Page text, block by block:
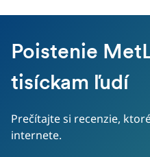
Poistenie
tisíckam ľudí
Prečítajte si recenzie,
internete.